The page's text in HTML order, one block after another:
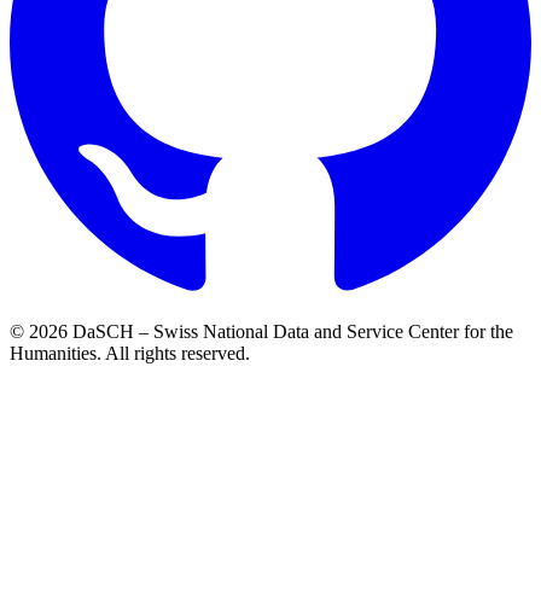
© 2026 DaSCH – Swiss National Data and Service Center for the
Humanities. All rights reserved.